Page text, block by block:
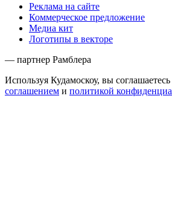
Реклама на сайте
Коммерческое предложение
Медиа кит
Логотипы в векторе
— партнер Рамблера
Используя Кудамоскоу, вы соглашаетесь
соглашением и политикой